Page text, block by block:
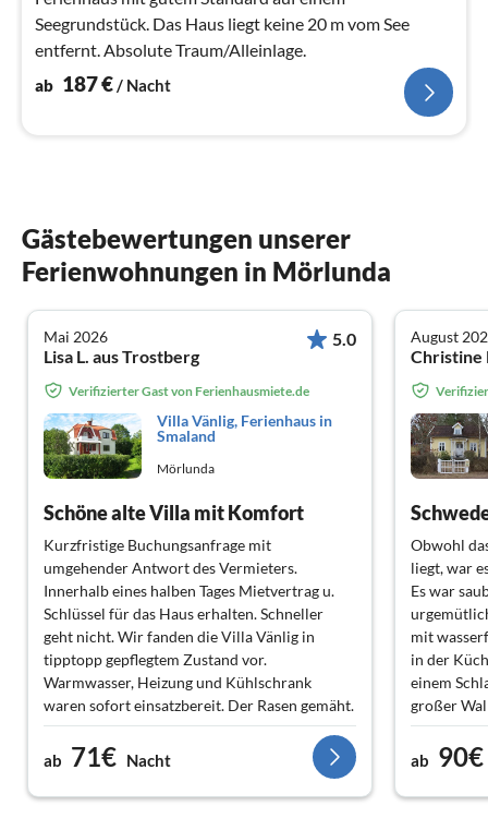
Seegrundstück. Das Haus liegt keine 20 m vom See
entfernt. Absolute Traum/Alleinlage.
ab 187€/ Nacht
Gästebewertungen unserer
Ferienwohnungen in Mörlunda
Mai 2026
Lisa L. aus Trostberg
5.0
Verifizierter Gast von Ferienhausmiete.de
Villa Vänlig, Ferienhaus in
Smaland
Mörlunda
Schöne alte Villa mit Komfort
Kurzfristige Buchungsanfrage mit
umgehender Antwort des Vermieters.
Innerhalb eines halben Tages Mietvertrag u.
Schlüssel für das Haus erhalten. Schneller
geht nicht. Wir fanden die Villa Vänlig in
tipptopp gepflegtem Zustand vor.
Warmwasser, Heizung und Kühlschrank
waren sofort einsatzbereit. Der Rasen gemäht.
Die alten Obstbäume im Garten
verleihen dem Haus eine besondere
Die Betten sind schlichtweg himmlisch und
ab 71€ Nacht
August
Christine
Obwohl
liegt, war
Es war
mit
in der
einem
großer
Das Haus
ab 90€